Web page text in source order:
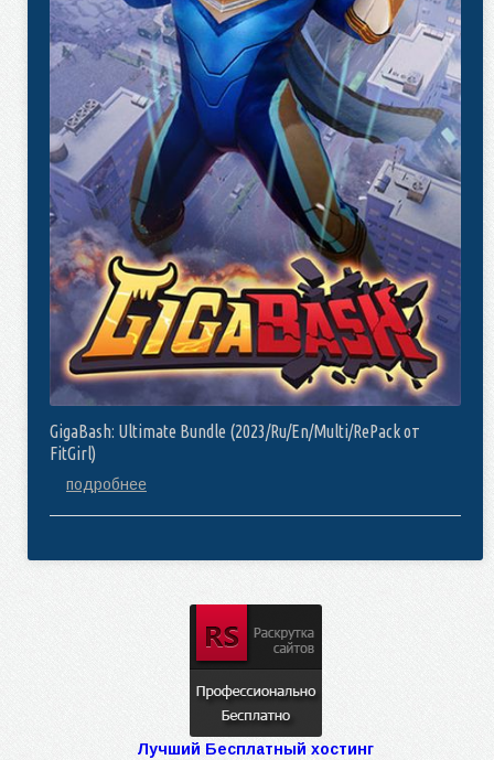
GigaBash: Ultimate Bundle (2023/Ru/En/Multi/RePack от
FitGirl)
подробнее
Лучший Бесплатный хостинг